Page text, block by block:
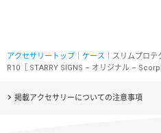
アクセサリートップ ケース ｜スリムプロ
R10［ STARRY SIGNS – オリジナル –
掲載アクセサリーについての注意事項